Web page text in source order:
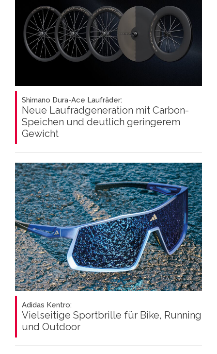
Shimano Dura-Ace Laufräder:
Neue Laufradgeneration mit Carbon-
Speichen und deutlich geringerem
Gewicht
Adidas Kentro:
Vielseitige Sportbrille für Bike, Running
und Outdoor